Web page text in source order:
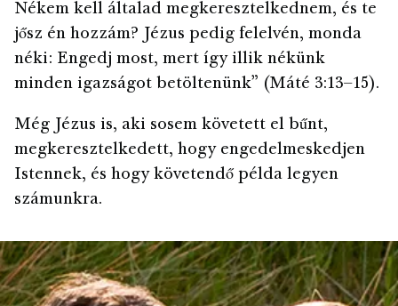
Nékem kell általad megkeresztelkednem, és te
jősz én hozzám? Jézus pedig felelvén, monda
néki: Engedj most, mert így illik nékünk
minden igazságot betöltenünk” (Máté 3:13–15).
Még Jézus is, aki sosem követett el bűnt,
megkeresztelkedett, hogy engedelmeskedjen
Istennek, és hogy követendő példa legyen
számunkra.